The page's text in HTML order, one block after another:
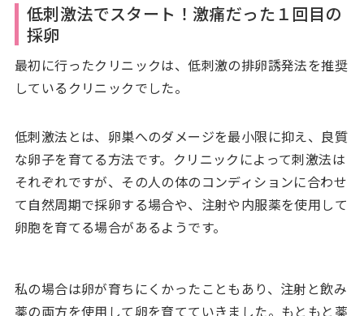
低刺激法でスタート！激痛だった１回目の
採卵
最初に行ったクリニックは、低刺激の排卵誘発法を推奨
しているクリニックでした。
低刺激法とは、卵巣へのダメージを最小限に抑え、良質
な卵子を育てる方法です。クリニックによって刺激法は
それぞれですが、その人の体のコンディションに合わせ
て自然周期で採卵する場合や、注射や内服薬を使用して
卵胞を育てる場合があるようです。
私の場合は卵が育ちにくかったこともあり、注射と飲み
薬の両方を使用して卵を育てていきました。もともと薬